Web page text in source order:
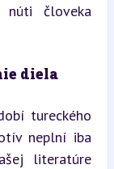
núti človeka
diela
tureckého
neplní iba
literatúre